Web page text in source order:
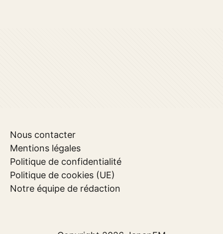
Nous contacter
Mentions légales
Politique de confidentialité
Politique de cookies (UE)
Notre équipe de rédaction